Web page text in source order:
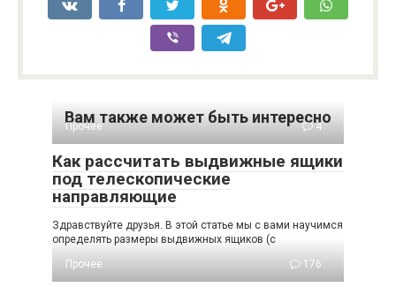
Вам также может быть интересно
Прочее 4
Как рассчитать выдвижные ящики
под телескопические
направляющие
Здравствуйте друзья. В этой статье мы с вами научимся
определять размеры выдвижных ящиков (с
Прочее
176